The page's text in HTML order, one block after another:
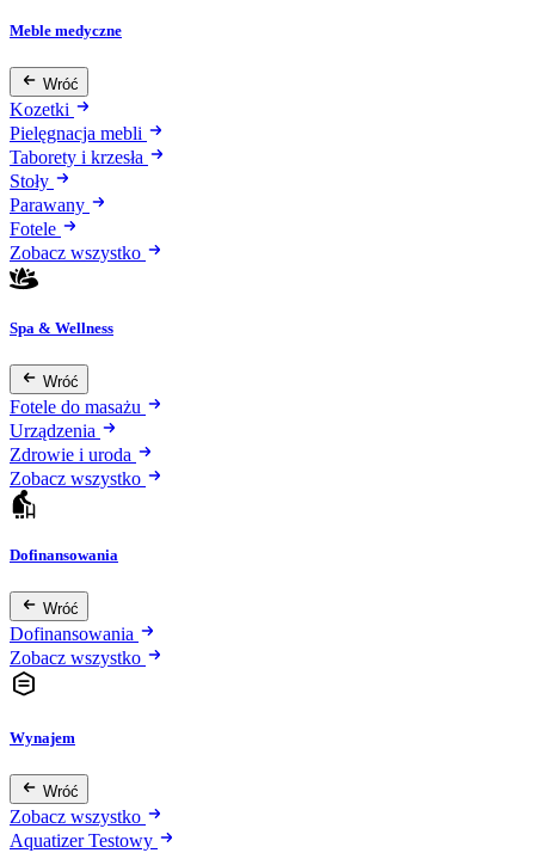
Meble medyczne
Wróć
Kozetki
Pielęgnacja mebli
Taborety i krzesła
Stoły
Parawany
Fotele
Zobacz wszystko
Spa & Wellness
Wróć
Fotele do masażu
Urządzenia
Zdrowie i uroda
Zobacz wszystko
Dofinansowania
Wróć
Dofinansowania
Zobacz wszystko
Wynajem
Wróć
Zobacz wszystko
Aquatizer Testowy